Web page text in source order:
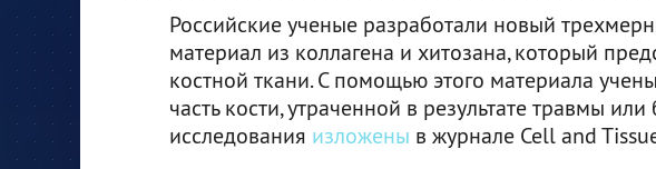
Российские ученые разработали новый
материал из коллагена и хитозана, который
костной ткани. С помощью этого материала
часть кости, утраченной в результате травмы или
исследования изложены в журнале Cell and